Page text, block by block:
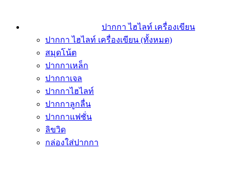
ปากกา ไฮไลท์ เครื่องเขียน
ปากกา ไฮไลท์ เครื่องเขียน (ทั้งหมด)
สมุดโน้ต
ปากกาเหล็ก
ปากกาเจล
ปากกาไฮไลท์
ปากกาลูกลื่น
ปากกาแฟชั่น
ลิขวิด
กล่องใส่ปากกา